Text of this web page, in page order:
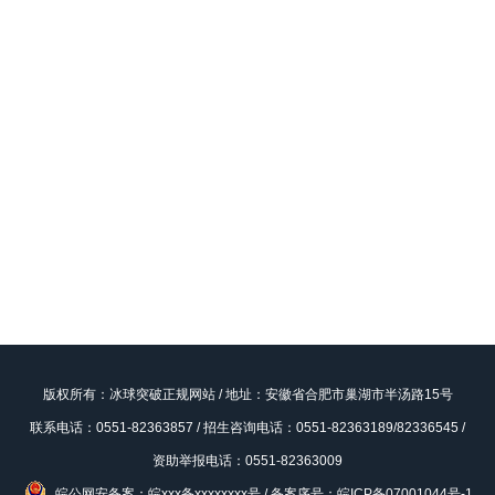
版权所有：冰球突破正规网站 / 地址：安徽省合肥市巢湖市半汤路15号
联系电话：0551-82363857 / 招生咨询电话：0551-82363189/82336545 /
资助举报电话：0551-82363009